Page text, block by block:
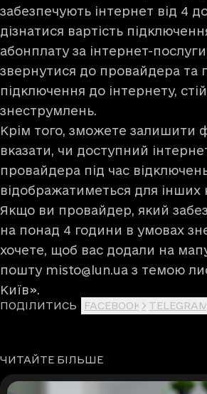
забезпечують інтернет від 4
дізнатися вартість
абонплату за інтернет-
звернутися до провайдера та
підключення до інтернету,
знеструмлень.
Крім того, зможете залишити
вказати, чи доступний
провайдера під час
відображатиметься для інших
Якщо ви провайдер, який
на понад 4 години в умовах
хочете, щоб вас додали на
пошту misto@lun.ua з темою
Київ».
ПОДІЛИТИСЬ FACEBOOK X TELEGRAM
ЧИТАЙТЕ БІЛЬШЕ